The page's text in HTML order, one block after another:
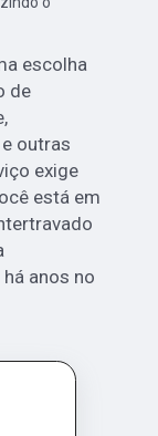
escolha
de
outras
exige
está em
anos no